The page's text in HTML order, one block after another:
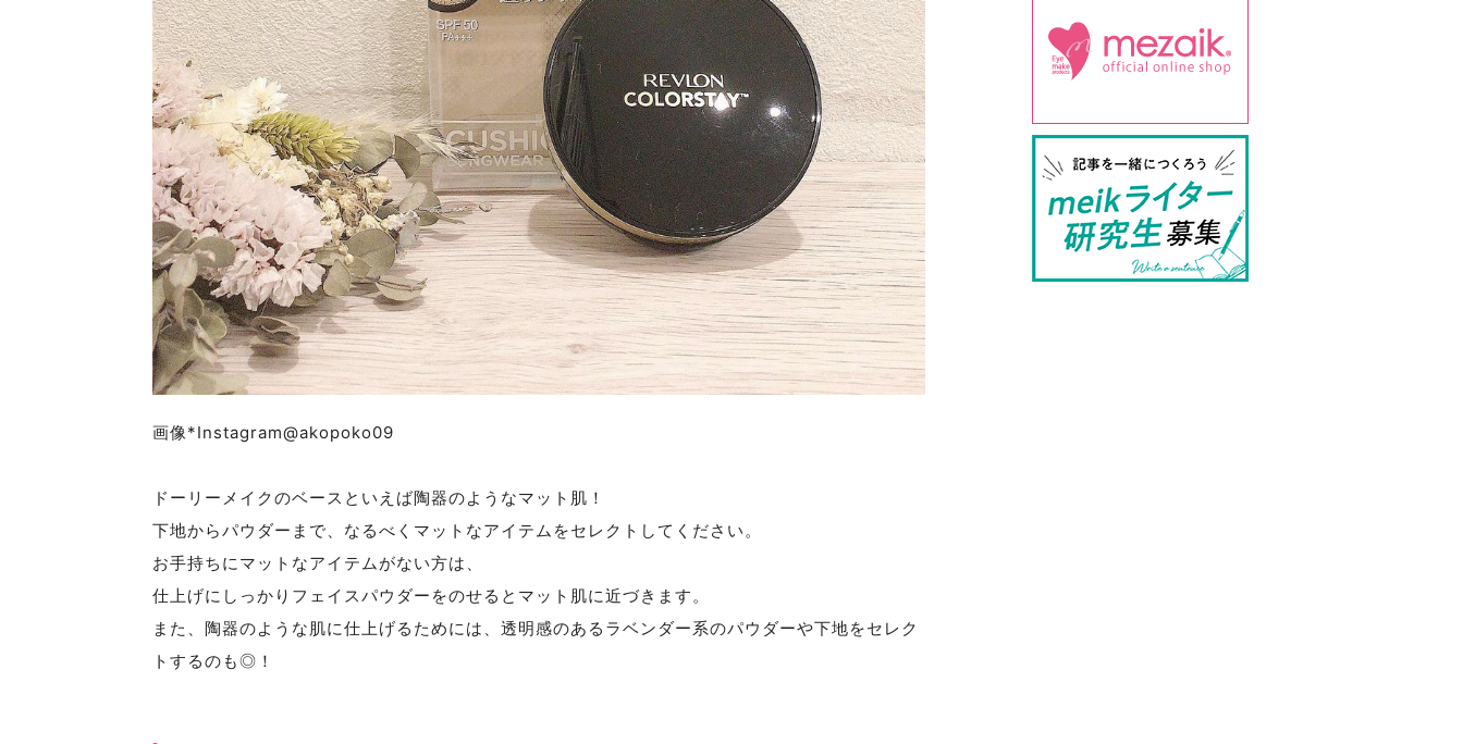
画像*Instagram@akopoko09
ドーリーメイクのベースといえば陶器のようなマット肌！
下地からパウダーまで、なるべくマットなアイテムをセレクトしてください。
お手持ちにマットなアイテムがない方は、
仕上げにしっかりフェイスパウダーをのせるとマット肌に近づきます。
また、陶器のような肌に仕上げるためには、透明感のあるラベンダー系のパウダーや下地をセレク
トするのも◎！